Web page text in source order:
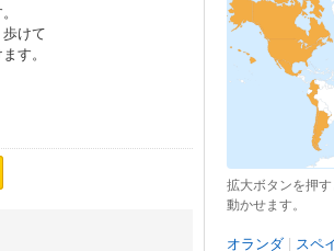
けて
す。
拡大ボタンを押
動かせます。
オランダ | スペ